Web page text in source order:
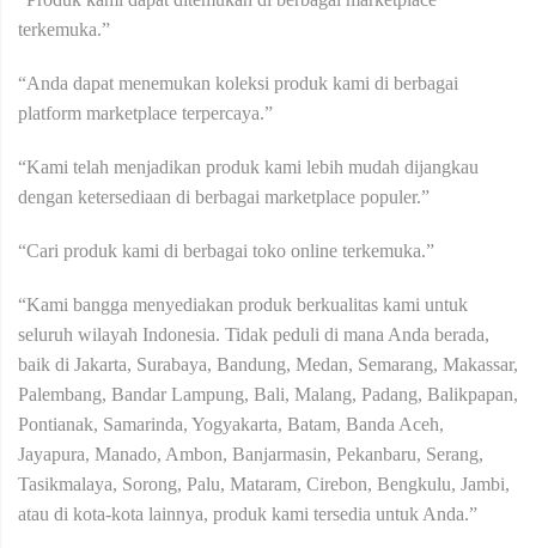
terkemuka.”
“Anda dapat menemukan koleksi produk kami di berbagai
platform marketplace terpercaya.”
“Kami telah menjadikan produk kami lebih mudah dijangkau
dengan ketersediaan di berbagai marketplace populer.”
“Cari produk kami di berbagai toko online terkemuka.”
“Kami bangga menyediakan produk berkualitas kami untuk
seluruh wilayah Indonesia. Tidak peduli di mana Anda berada,
baik di Jakarta, Surabaya, Bandung, Medan, Semarang, Makassar,
Palembang, Bandar Lampung, Bali, Malang, Padang, Balikpapan,
Pontianak, Samarinda, Yogyakarta, Batam, Banda Aceh,
Jayapura, Manado, Ambon, Banjarmasin, Pekanbaru, Serang,
Tasikmalaya, Sorong, Palu, Mataram, Cirebon, Bengkulu, Jambi,
atau di kota-kota lainnya, produk kami tersedia untuk Anda.”